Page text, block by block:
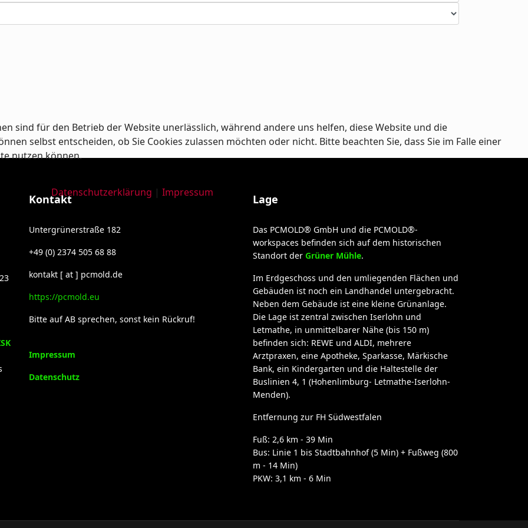
Kontakt
Untergrünerstraße 182
+49 (0) 2374 505 68 88
kontakt [ at ] pcmold.de
https://pcmold.eu
Bitte auf AB sprechen, sonst kein Rückruf!
Impressum
Datenschutz
Lage
Das PCMOLD® GmbH und die PCMOLD®-
workspaces befinden sich auf dem historischen
Standort der Grüner Mühle.
Im Erdgeschoss und den umliegenden Flächen und
Gebäuden ist noch ein Landhandel untergebracht.
Neben dem Gebäude ist eine kleine Grünanlage.
Die Lage ist zentral zwischen Iserlohn und
Letmathe, in unmittelbarer Nähe (bis 150 m)
befinden sich: REWE und ALDI, mehrere
Arztpraxen, eine Apotheke, Sparkasse, Märkische
Bank, ein Kindergarten und die Haltestelle der
Buslinien 4, 1 (Hohenlimburg- Letmathe-Iserlohn-
Menden).
Entfernung zur FH Südwestfalen
Fuß: 2,6 km - 39 Min
Bus: Linie 1 bis Stadtbahnhof (5 Min) + Fußweg (800
m - 14 Min)
PKW: 3,1 km - 6 Min
sind für den Betrieb der Website unerlässlich, während andere uns helfen, diese Website und die
selbst entscheiden, ob Sie Cookies zulassen möchten oder nicht. Bitte beachten Sie, dass Sie im Falle einer
nutzen können.
Datenschutzerklärung | Impressum